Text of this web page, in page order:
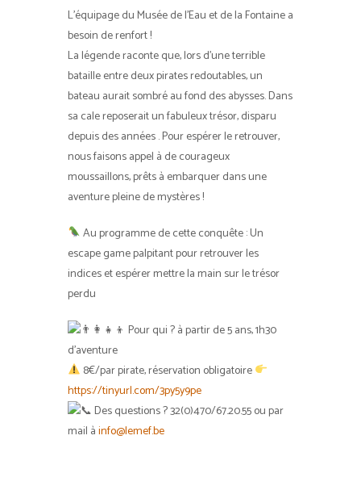
L’équipage du Musée de l’Eau et de la Fontaine a
besoin de renfort !
La légende raconte que, lors d’une terrible
bataille entre deux pirates redoutables, un
bateau aurait sombré au fond des abysses. Dans
sa cale reposerait un fabuleux trésor, disparu
depuis des années . Pour espérer le retrouver,
nous faisons appel à de courageux
moussaillons, prêts à embarquer dans une
aventure pleine de mystères !
Au programme de cette conquête : Un
escape game palpitant pour retrouver les
indices et espérer mettre la main sur le trésor
perdu
Pour qui ? à partir de 5 ans, 1h30
d’aventure
8€/par pirate, réservation obligatoire
https://tinyurl.com/3py5y9pe
Des questions ? 32(0)470/67.20.55 ou par
mail àinfo@lemef.be